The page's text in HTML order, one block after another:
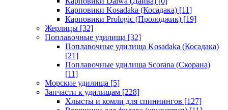
Карповики Kosadaka (Косадака) [11]
Карповики Prologic (Пролоджик) [19]
Жерлицы [32]
Поплавочные удилища [32]
Поплавочные удилища Kosadaka (Косадака)
[21]
Поплавочные удилища Scorana (Скорана)
[11]
Морские удилища [5]
Запчасти к удилищам [228]
Хлысты и комли для спиннингов [127]